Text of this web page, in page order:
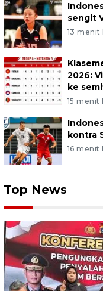
sengit
13 menit
2026:
ke
15 menit
kontra
16 menit
Top News